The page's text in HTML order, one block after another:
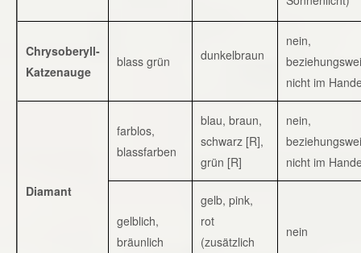
Chrysoberyll-
Katzenauge
blass grün dunkelbraun
nein,
nicht im
Diamant
farblos,
blassfarben
blau, braun,
schwarz [R],
grün [R]
nein,
nicht im
gelblich,
bräunlich
gelb, pink,
rot
(zusätzlich
nein